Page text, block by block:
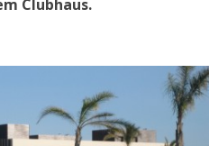
Clubhaus.